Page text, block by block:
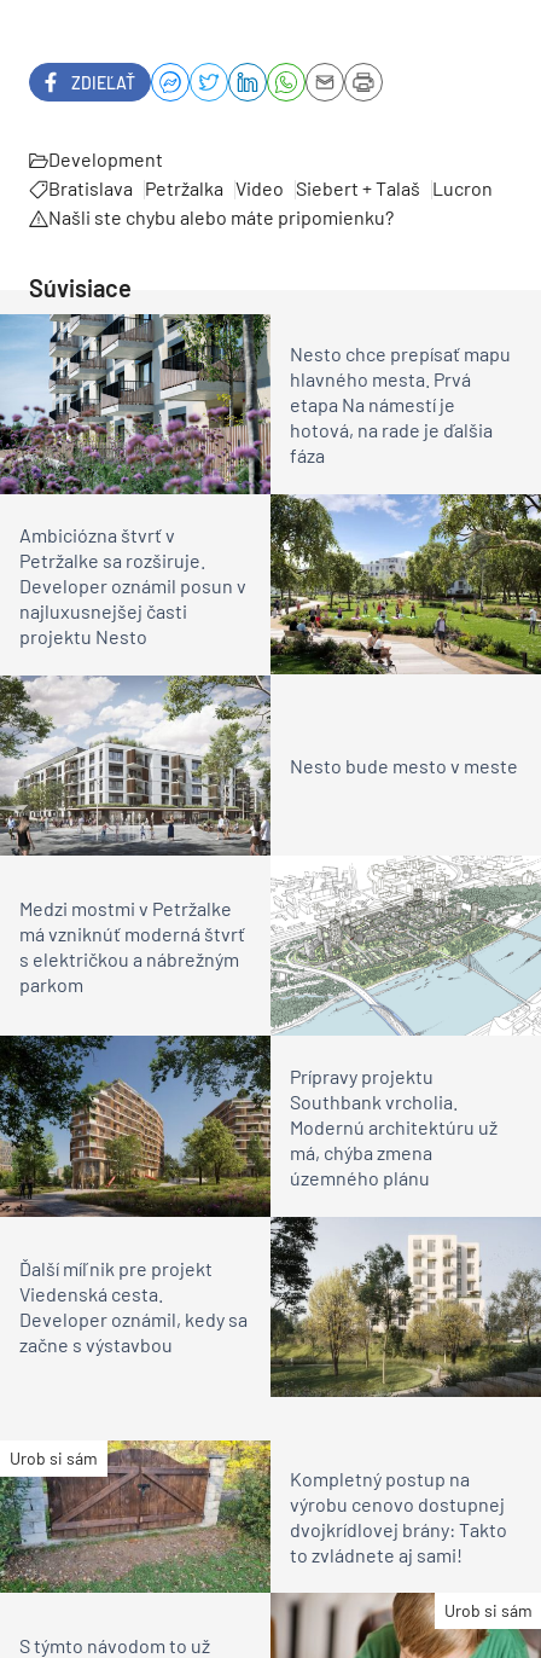
ZDIEĽAŤ
Development
Bratislava
Petržalka Video Siebert + Talaš
Lucron
Našli ste chybu alebo máte pripomienku?
Súvisiace
Nesto chce prepísať mapu
hlavného mesta. Prvá
etapa Na námestí je
hotová, na rade je ďalšia
fáza
Ambiciózna štvrť v
Petržalke sa rozširuje.
Developer oznámil posun v
najluxusnejšej časti
projektu Nesto
Nesto bude mesto v meste
Medzi mostmi v Petržalke
má vzniknúť moderná štvrť
s električkou a nábrežným
parkom
Prípravy projektu
Southbank vrcholia.
Modernú architektúru už
má, chýba zmena
územného plánu
Ďalší míľnik pre projekt
Viedenská cesta.
Developer oznámil, kedy sa
začne s výstavbou
Urob si sám
Kompletný postup na
výrobu cenovo dostupnej
dvojkrídlovej brány: Takto
to zvládnete aj sami!
Urob si sám
S týmto návodom to už